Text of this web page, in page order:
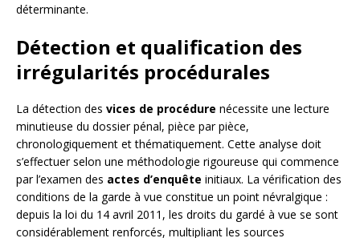
déterminante.
Détection et qualification des
irrégularités procédurales
La détection des vices de procédure nécessite une lecture
minutieuse du dossier pénal, pièce par pièce,
chronologiquement et thématiquement. Cette analyse doit
s’effectuer selon une méthodologie rigoureuse qui commence
par l’examen des actes d’enquête initiaux. La vérification des
conditions de la garde à vue constitue un point névralgique :
depuis la loi du 14 avril 2011, les droits du gardé à vue se sont
considérablement renforcés, multipliant les sources